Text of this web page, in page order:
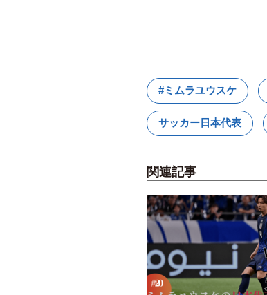
#ミムラユウスケ
サッカー日本代表
関連記事